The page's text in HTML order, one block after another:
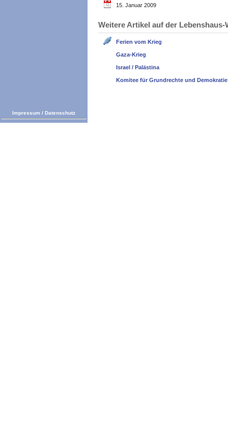
15. Januar 2009
Weitere Artikel auf der
Ferien vom Krieg
Gaza-Krieg
Israel / Palästina
Komitee für Grundrechte und Demokratie
Impressum / Datenschutz